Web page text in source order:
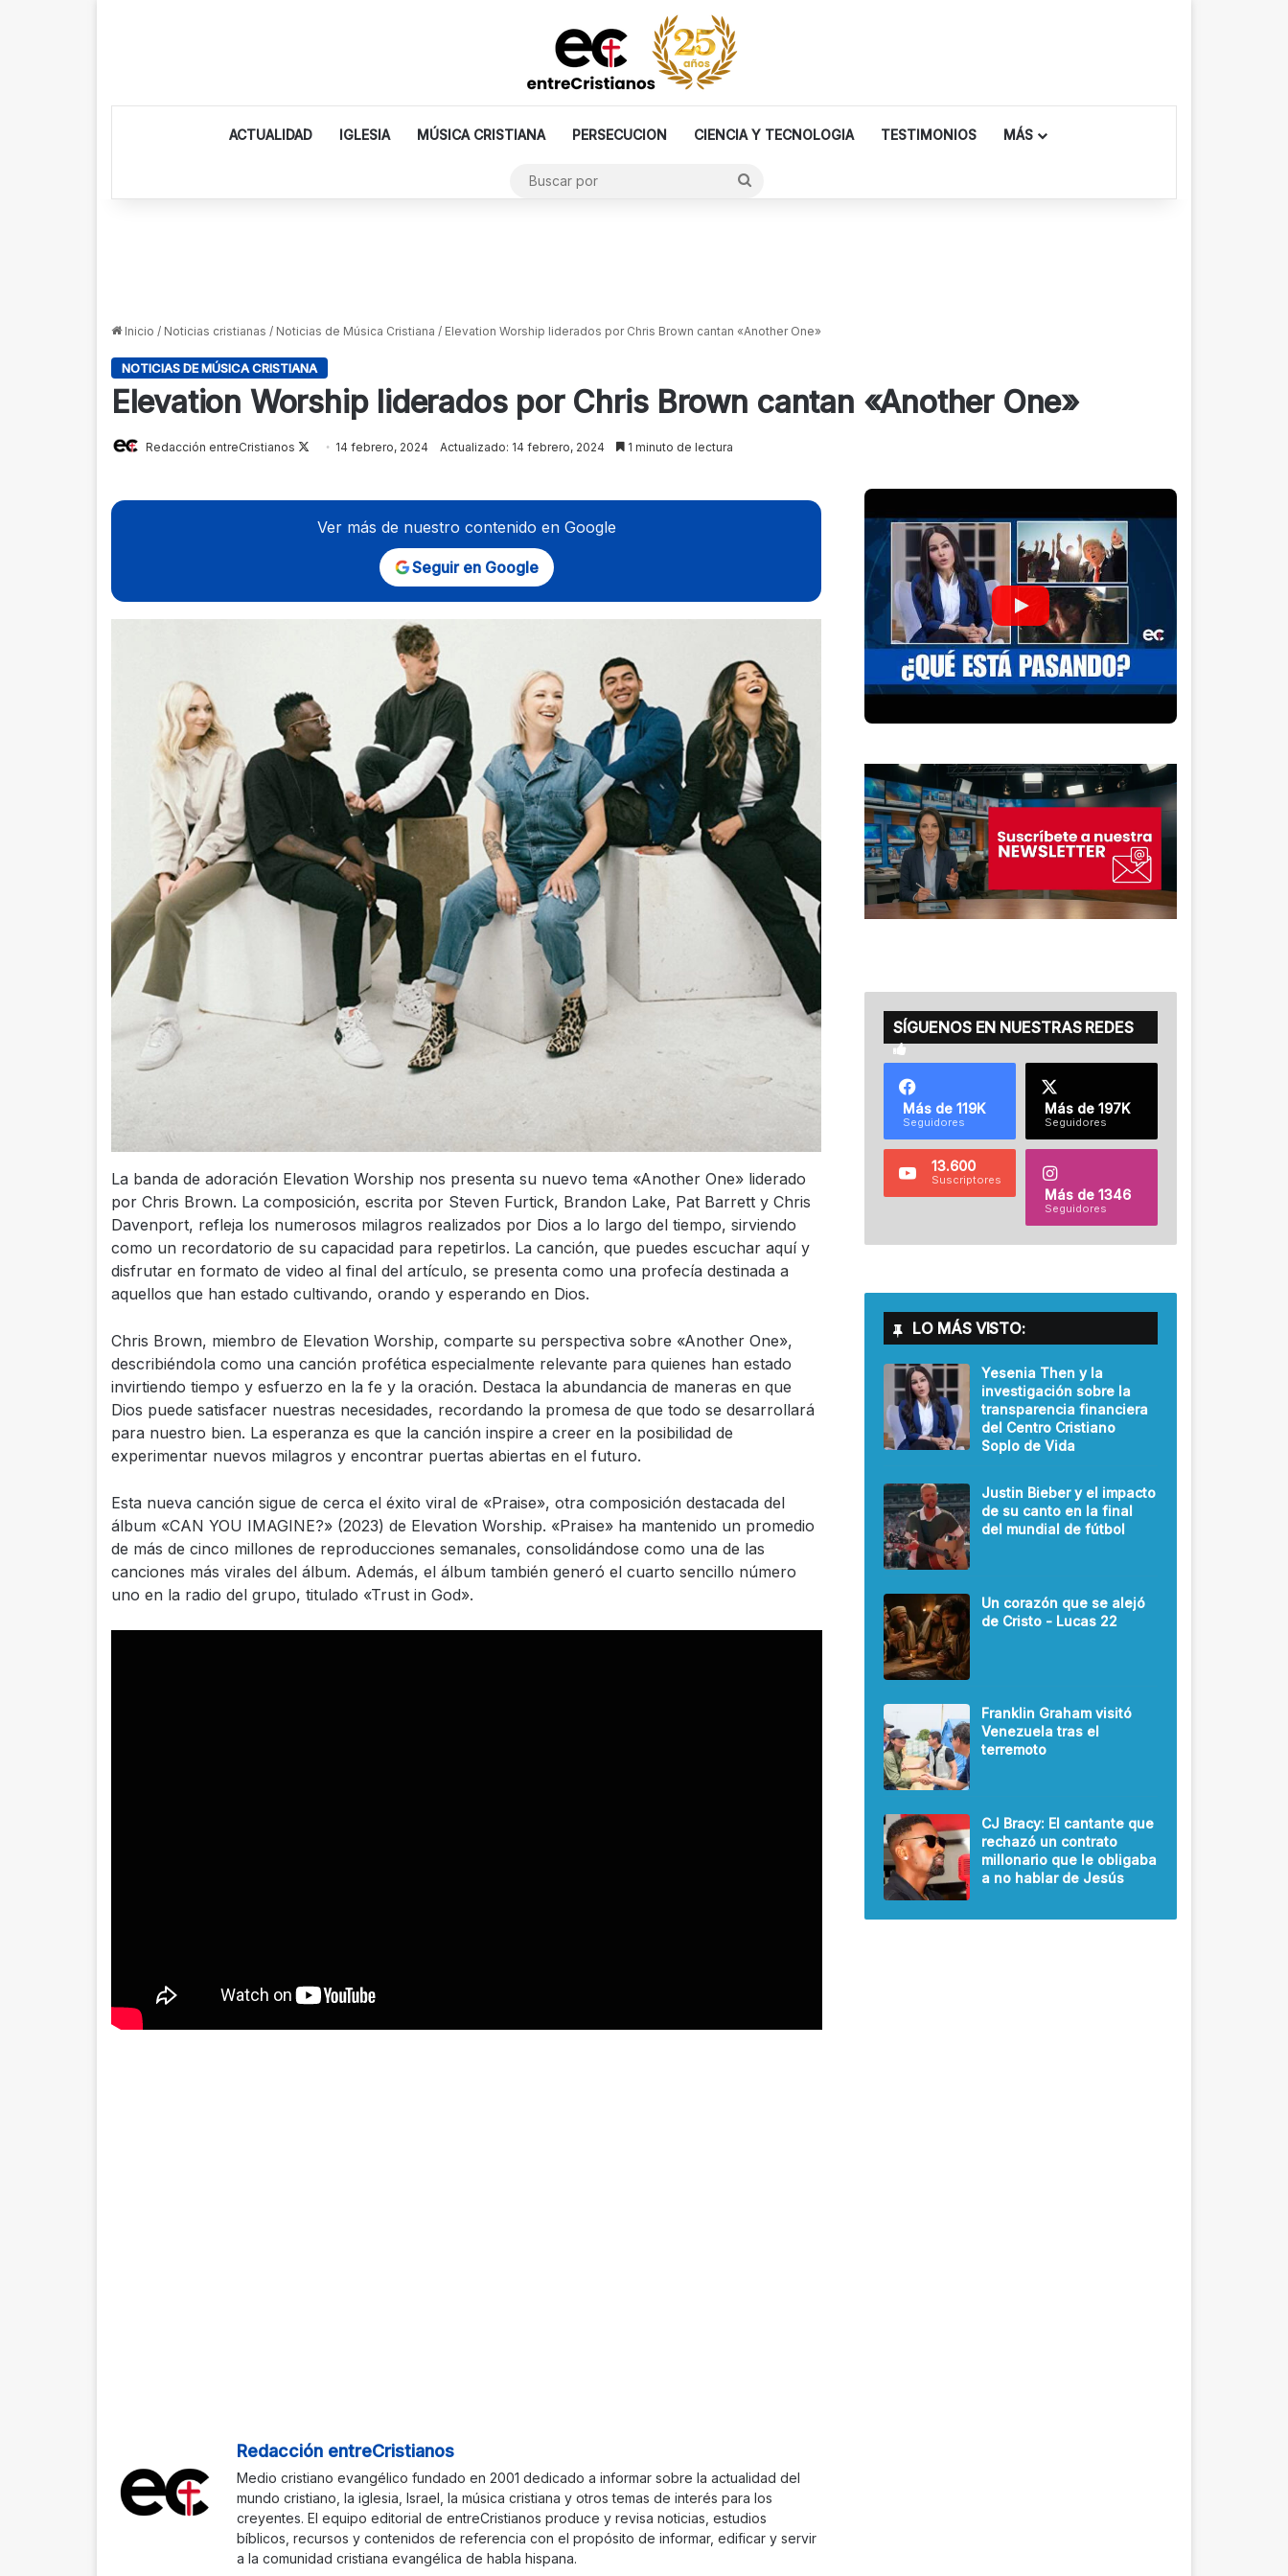
ACTUALIDAD IGLESIA MÚSICA CRISTIANA PERSECUCION CIENCIA Y TECNOLOGIA TESTIMONIOS MÁS
Inicio / Noticias cristianas / Noticias de Música Cristiana / Elevation Worship liderados por Chris Brown cantan «Another One»
NOTICIAS DE MÚSICA CRISTIANA
Elevation Worship liderados por Chris Brown cantan «Another One»
Redacción entreCristianos
Follow14 febrero, 2024 Actualizado: 14 febrero, 2024 1 minuto de lectura
Ver más de nuestro contenido en Google
Seguir en Google
La banda de adoración Elevation Worship nos presenta su nuevo tema «Another One» liderado
por Chris Brown. La composición, escrita por Steven Furtick, Brandon Lake, Pat Barrett y Chris
Davenport, refleja los numerosos milagros realizados por Dios a lo largo del tiempo, sirviendo
como un recordatorio de su capacidad para repetirlos. La canción, que puedes escuchar aquí y
disfrutar en formato de video al final del artículo, se presenta como una profecía destinada a
aquellos que han estado cultivando, orando y esperando en Dios.
Chris Brown, miembro de Elevation Worship, comparte su perspectiva sobre «Another One»,
describiéndola como una canción profética especialmente relevante para quienes han estado
invirtiendo tiempo y esfuerzo en la fe y la oración. Destaca la abundancia de maneras en que
Dios puede satisfacer nuestras necesidades, recordando la promesa de que todo se desarrollará
para nuestro bien. La esperanza es que la canción inspire a creer en la posibilidad de
experimentar nuevos milagros y encontrar puertas abiertas en el futuro.
Esta nueva canción sigue de cerca el éxito viral de «Praise», otra composición destacada del
álbum «CAN YOU IMAGINE?» (2023) de Elevation Worship. «Praise» ha mantenido un promedio
de más de cinco millones de reproducciones semanales, consolidándose como una de las
canciones más virales del álbum. Además, el álbum también generó el cuarto sencillo número
uno en la radio del grupo, titulado «Trust in God».
Redacción entreCristianos
Medio cristiano evangélico fundado en 2001 dedicado a informar sobre la actualidad del
mundo cristiano, la iglesia, Israel, la música cristiana y otros temas de interés para los
creyentes. El equipo editorial de entreCristianos produce y revisa noticias, estudios
bíblicos, recursos y contenidos de referencia con el propósito de informar, edificar y servir
a la comunidad cristiana evangélica de habla hispana.
SÍGUENOS EN NUESTRAS REDES
Más de 119K
Seguidores
Más de 197K
Seguidores
13.600
Suscriptores
Más de 1346
Seguidores
LO MÁS VISTO:
Yesenia Then y la
investigación sobre la
transparencia financiera
del Centro Cristiano
Soplo de Vida
Justin Bieber y el impacto
de su canto en la final
del mundial de fútbol
Un corazón que se alejó
de Cristo - Lucas 22
Franklin Graham visitó
Venezuela tras el
terremoto
CJ Bracy: El cantante que
rechazó un contrato
millonario que le obligaba
a no hablar de Jesús